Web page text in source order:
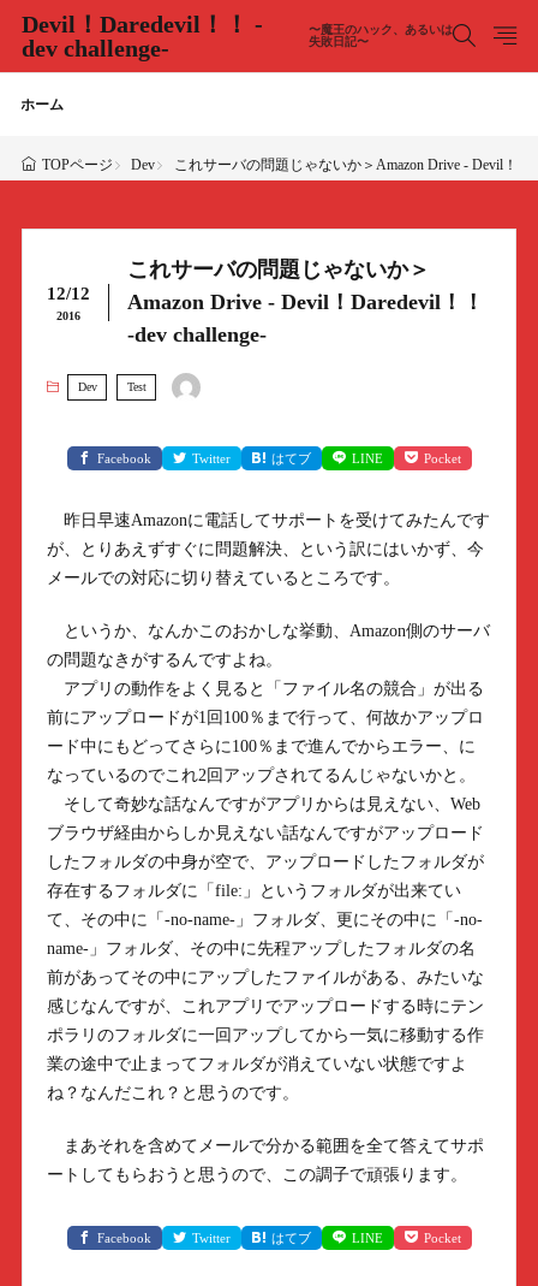
Devil！Daredevil！！ -
dev challenge-
〜魔王のハック、あるいは
失敗日記〜
ホーム
TOPページ Dev これサーバの問題じゃないか＞Amazon Drive - Devil！
12/12
2016
これサーバの問題じゃないか＞
Amazon Drive - Devil！Daredevil！！
-dev challenge-
Dev Test
Facebook Twitter はてブ LINE Pocket
昨日早速Amazonに電話してサポートを受けてみたんです
が、とりあえずすぐに問題解決、という訳にはいかず、今
メールでの対応に切り替えているところです。
というか、なんかこのおかしな挙動、Amazon側のサーバ
の問題なきがするんですよね。
アプリの動作をよく見ると「ファイル名の競合」が出る
前にアップロードが1回100％まで行って、何故かアップロ
ード中にもどってさらに100％まで進んでからエラー、に
なっているのでこれ2回アップされてるんじゃないかと。
そして奇妙な話なんですがアプリからは見えない、Web
ブラウザ経由からしか見えない話なんですがアップロード
したフォルダの中身が空で、アップロードしたフォルダが
存在するフォルダに「file:」というフォルダが出来てい
て、その中に「-no-name-」フォルダ、更にその中に「-no-
name-」フォルダ、その中に先程アップしたフォルダの名
前があってその中にアップしたファイルがある、みたいな
感じなんですが、これアプリでアップロードする時にテン
ポラリのフォルダに一回アップしてから一気に移動する作
業の途中で止まってフォルダが消えていない状態ですよ
ね？なんだこれ？と思うのです。
まあそれを含めてメールで分かる範囲を全て答えてサポ
ートしてもらおうと思うので、この調子で頑張ります。
Facebook Twitter はてブ LINE Pocket